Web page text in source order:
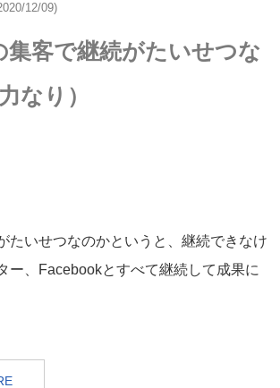
12/09)
集客で継続がたいせつな
なり）
たいせつなのかというと、継続できなけ
ー、Facebookとすべて継続して成果に